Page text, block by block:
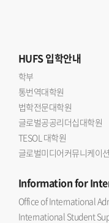
HUFS입학안내
학부
통번역대학원
법학전문대학원
글로벌공공리더십대학원
TESOL 대학원
글로벌미디어커뮤니케이
Informationfor
Office of International
International Student